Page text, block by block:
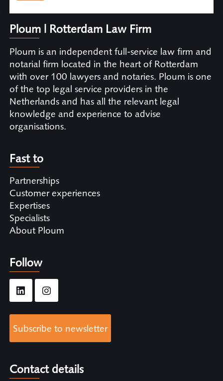
Ploum | Rotterdam Law Firm
Ploum is an independent full-service law firm and
notarial firm located in the heart of Rotterdam
with over 100 lawyers and notaries. Ploum is one
of the top legal service providers in the
Netherlands and has all the relevant legal
knowledge and experience to advise
organisations.
Fast to
Partnerships
Customer experiences
Expertises
Specialists
About Ploum
Follow
Subscribe to newsletter
Contact details